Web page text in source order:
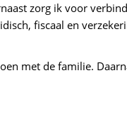
zorg ik voor
fiscaal en
met de familie.